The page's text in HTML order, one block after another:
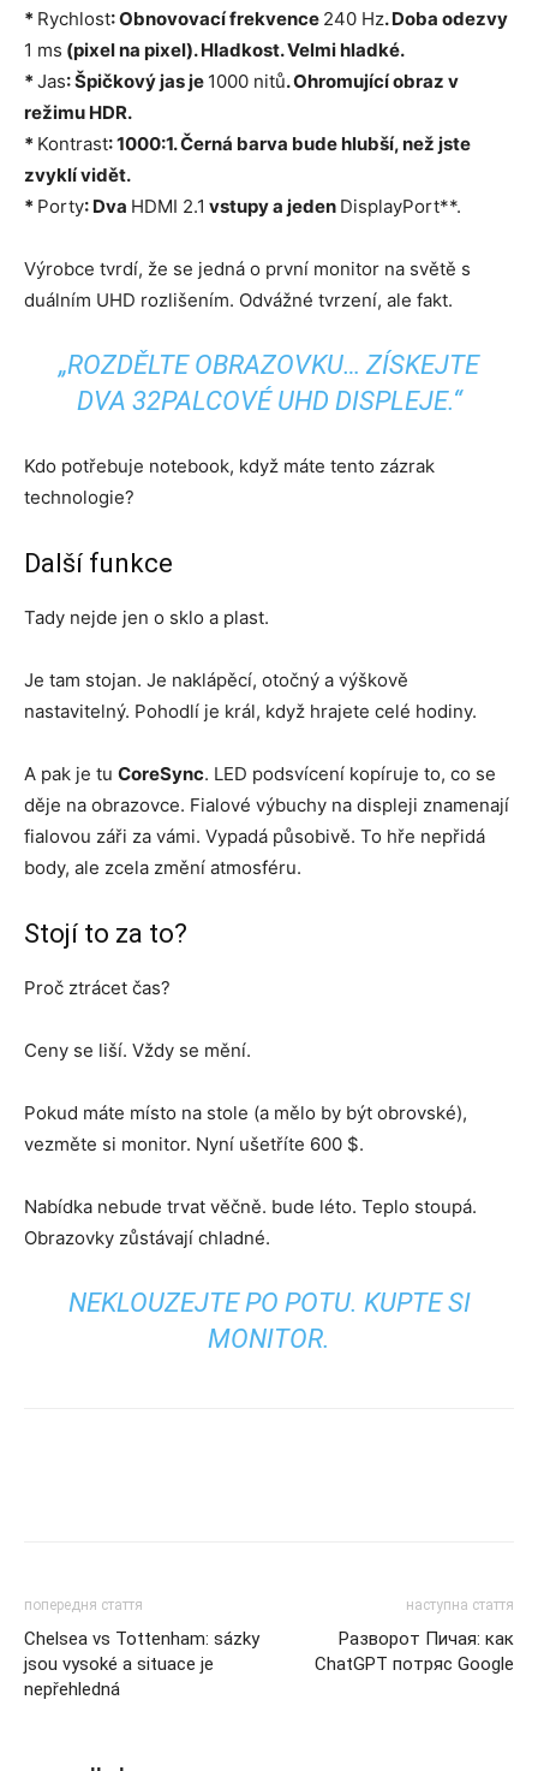
* Rychlost: Obnovovací frekvence 240 Hz. Doba odezvy
1 ms (pixel na pixel). Hladkost. Velmi hladké.
* Jas: Špičkový jas je 1000 nitů. Ohromující obraz v
režimu HDR.
* Kontrast: 1000:1. Černá barva bude hlubší, než jste
zvyklí vidět.
* Porty: Dva HDMI 2.1 vstupy a jeden DisplayPort**.
Výrobce tvrdí, že se jedná o první monitor na světě s
duálním UHD rozlišením. Odvážné tvrzení, ale fakt.
„ROZDĚLTE OBRAZOVKU… ZÍSKEJTE
DVA 32PALCOVÉ UHD DISPLEJE.“
Kdo potřebuje notebook, když máte tento zázrak
technologie?
Další funkce
Tady nejde jen o sklo a plast.
Je tam stojan. Je naklápěcí, otočný a výškově
nastavitelný. Pohodlí je král, když hrajete celé hodiny.
A pak je tu CoreSync. LED podsvícení kopíruje to, co se
děje na obrazovce. Fialové výbuchy na displeji znamenají
fialovou záři za vámi. Vypadá působivě. To hře nepřidá
body, ale zcela změní atmosféru.
Stojí to za to?
Proč ztrácet čas?
Ceny se liší. Vždy se mění.
Pokud máte místo na stole (a mělo by být obrovské),
vezměte si monitor. Nyní ušetříte 600 $.
Nabídka nebude trvat věčně. bude léto. Teplo stoupá.
Obrazovky zůstávají chladné.
NEKLOUZEJTE PO POTU. KUPTE SI
MONITOR.
попередня стаття
Chelsea vs Tottenham: sázky
jsou vysoké a situace je
nepřehledná
наступна стаття
Разворот Пичая: как
ChatGPT потряс Google